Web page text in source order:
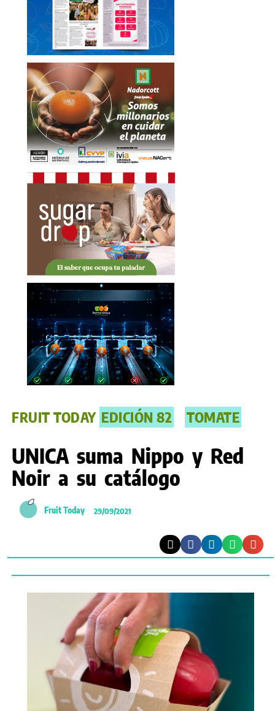
FRUIT TODAY EDICIÓN 82 TOMATE
UNICA suma Nippo y Red
Noir a su catálogo
Fruit Today 29/09/2021